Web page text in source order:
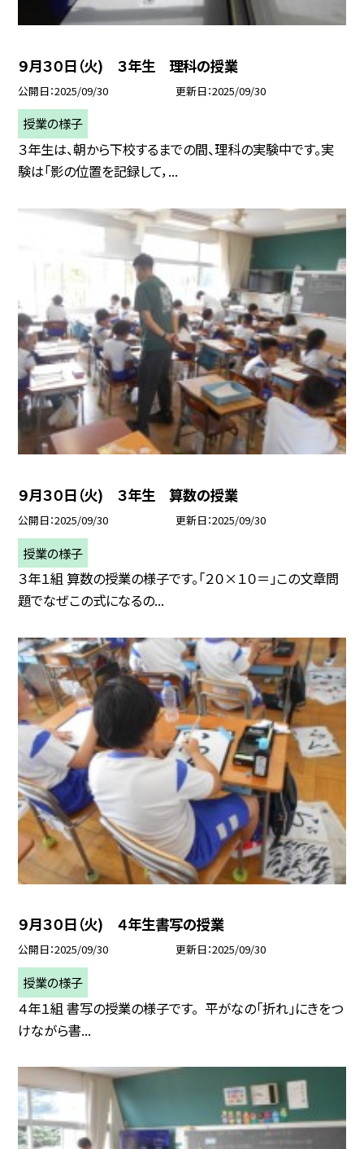
９月３０日（火) ３年生 理科の授業
公開日 2025/09/30 更新日 2025/09/30
授業の様子
３年生は、朝から下校するまでの間、理科の実験中です。実
験は「影の位置を記録して，...
９月３０日（火) ３年生 算数の授業
公開日 2025/09/30 更新日 2025/09/30
授業の様子
３年１組 算数の授業の様子です。「２０×１０＝」この文章問
題でなぜこの式になるの...
９月３０日（火) ４年生書写の授業
公開日 2025/09/30 更新日 2025/09/30
授業の様子
４年１組 書写の授業の様子です。 平がなの「折れ」にきをつ
けながら書...